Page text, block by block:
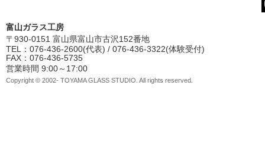
富山ガラス工房
〒930-0151 富山県富山市古沢152番地
TEL：076-436-2600(代表) / 076-436-3322(体験受付)
FAX：076-436-5735
営業時間 9:00～17:00
Copyright © 2002- TOYAMA GLASS STUDIO. All rights reserved.